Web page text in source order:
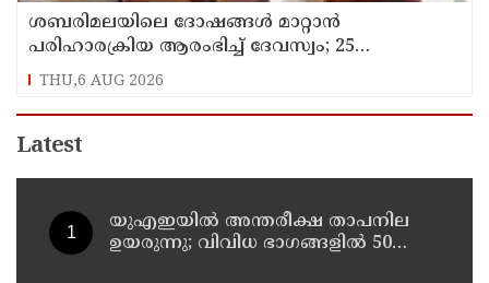
ശബരിമലയിലെ ദോഷങ്ങൾ മാറ്റാൻ
പരിഹാരക്രിയ ആരംഭിച്ച് ദേവസ്വം; 25
ക്ഷേത്രങ്ങളിൽ പ്രത്യേക പൂജ
THU,6 AUG 2026
Latest
യുഎഇയില്‍ അന്തരീക്ഷ താപനില
ഉയരുന്നു; വിവിധ ഭാഗങ്ങളില്‍ 50